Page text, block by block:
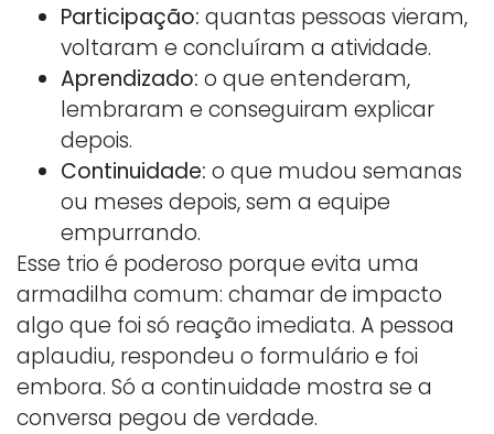
Participação: quantas pessoas vieram,
voltaram e concluíram a atividade.
Aprendizado: o que entenderam,
lembraram e conseguiram explicar
depois.
Continuidade: o que mudou semanas
ou meses depois, sem a equipe
empurrando.
Esse trio é poderoso porque evita uma
armadilha comum: chamar de impacto
algo que foi só reação imediata. A pessoa
aplaudiu, respondeu o formulário e foi
embora. Só a continuidade mostra se a
conversa pegou de verdade.